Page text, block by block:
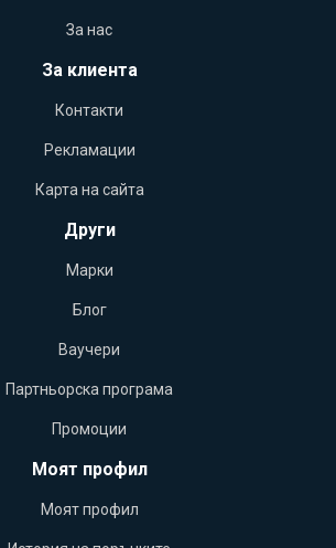
За нас
За клиента
Контакти
Рекламации
Карта на сайта
Други
Марки
Блог
Ваучери
Партньорска програма
Промоции
Моят профил
Моят профил